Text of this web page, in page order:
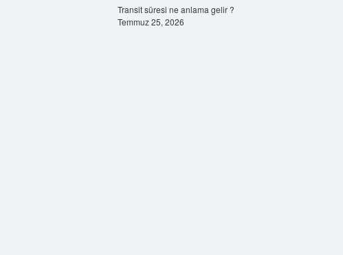
Transit süresi ne anlama gelir ?
Temmuz 25, 2026